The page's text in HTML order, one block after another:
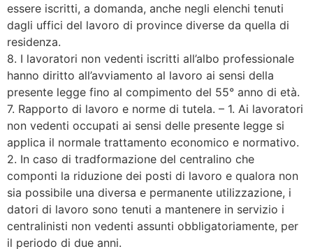
essere iscritti, a domanda, anche negli elenchi tenuti
dagli uffici del lavoro di province diverse da quella di
residenza.
8. I lavoratori non vedenti iscritti all’albo professionale
hanno diritto all’avviamento al lavoro ai sensi della
presente legge fino al compimento del 55° anno di età.
7. Rapporto di lavoro e norme di tutela. – 1. Ai lavoratori
non vedenti occupati ai sensi delle presente legge si
applica il normale trattamento economico e normativo.
2. In caso di tradformazione del centralino che
componti la riduzione dei posti di lavoro e qualora non
sia possibile una diversa e permanente utilizzazione, i
datori di lavoro sono tenuti a mantenere in servizio i
centralinisti non vedenti assunti obbligatoriamente, per
il periodo di due anni.